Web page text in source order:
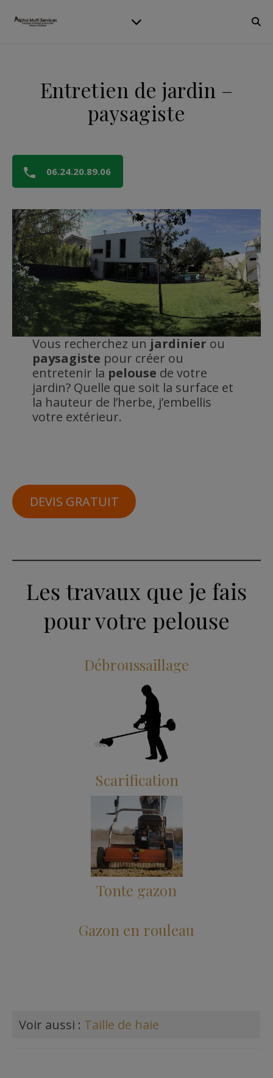
Entretien de jardin –
paysagiste
06.24.20.89.06
Vous recherchez un jardinier ou
paysagiste pour créer ou
entretenir la pelouse de votre
jardin? Quelle que soit la surface et
la hauteur de l’herbe, j’embellis
votre extérieur.
DEVIS GRATUIT
Les travaux que je fais
pour votre pelouse
Débroussaillage
Scarification
Tonte gazon
Gazon en rouleau
Voir aussi : Taille de haie